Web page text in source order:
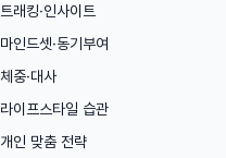
트래킹·인사이트
마인드셋·동기부여
체중·대사
라이프스타일 습관
개인 맞춤 전략